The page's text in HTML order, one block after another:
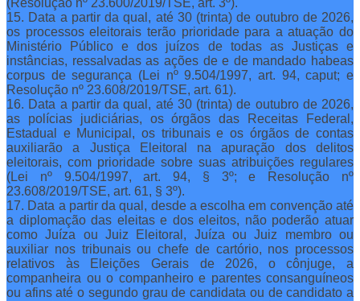
15. Data a partir da qual, até 30 (trinta) de outubro de 2026,
os processos eleitorais terão prioridade para a atuação do
Ministério Público e dos juízos de todas as Justiças e
instâncias, ressalvadas as ações de e de mandado habeas
corpus de segurança (Lei nº 9.504/1997, art. 94, caput; e
Resolução nº 23.608/2019/TSE, art. 61).
16. Data a partir da qual, até 30 (trinta) de outubro de 2026,
as polícias judiciárias, os órgãos das Receitas Federal,
Estadual e Municipal, os tribunais e os órgãos de contas
auxiliarão a Justiça Eleitoral na apuração dos delitos
eleitorais, com prioridade sobre suas atribuições regulares
(Lei nº 9.504/1997, art. 94, § 3º; e Resolução nº
23.608/2019/TSE, art. 61, § 3º).
17. Data a partir da qual, desde a escolha em convenção até
a diplomação das eleitas e dos eleitos, não poderão atuar
como Juíza ou Juiz Eleitoral, Juíza ou Juiz membro ou
auxiliar nos tribunais ou chefe de cartório, nos processos
relativos às Eleições Gerais de 2026, o cônjuge, a
companheira ou o companheiro e parentes consanguíneos
ou afins até o segundo grau de candidata ou de candidato a